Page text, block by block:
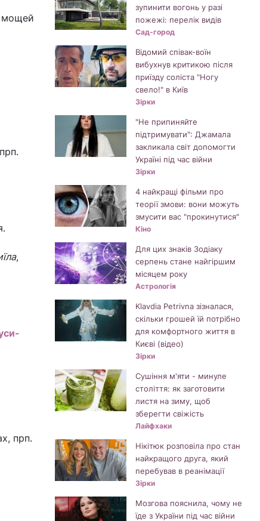
мощей
,
прп.
зупинити вогонь у разі
пожежі: перелік видів
Сад-город
Відомий співак-воїн
вибухнув критикою після
приїзду соліста "Ногу
свело!" в Київ
Зірки
"Не припиняйте
підтримувати": Джамала
закликала світ допомогти
Україні під час війни
Зірки
4 найкращі фільми про
теорії змови: вони можуть
змусити вас "прокинутися"
Кіно
Для цих знаків Зодіаку
серпень стане найгіршим
місяцем року
Астрологія
Klavdia Petrivna зізналася,
скільки грошей їй потрібно
для комфортного життя в
Києві (відео)
Зірки
Сушіння м'яти - минуле
століття: як заготовити
листя на зиму, щоб
зберегти свіжість
Лайфхаки
Нікітюк розповіла про стан
найкращого друга, який
перебував в реанімації
Зірки
Мозгова пояснила, чому не
їде з України під час війни